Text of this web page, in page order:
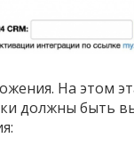
На этом
должны быть